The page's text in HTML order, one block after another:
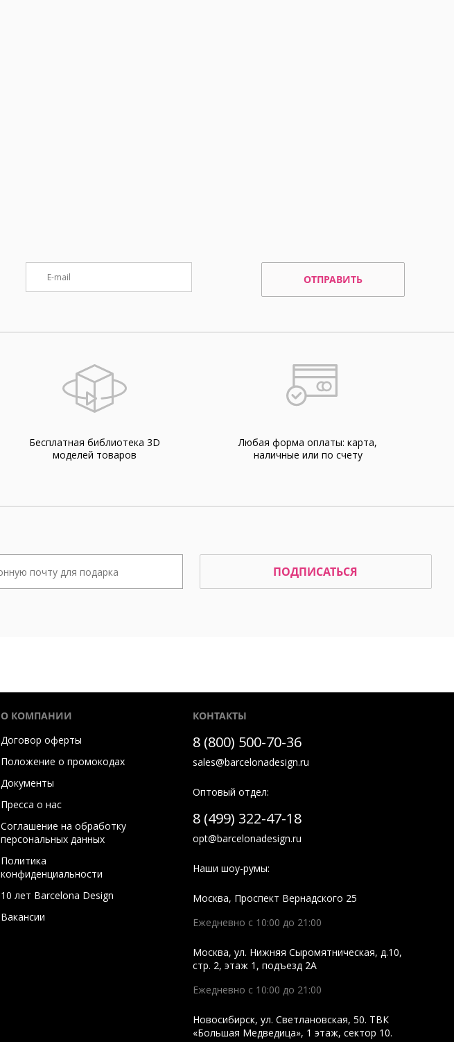
ОТПРАВИТЬ
Бесплатная библиотека 3D
моделей товаров
Любая форма оплаты: карта,
наличные или по счету
ПОДПИСАТЬСЯ
КОНТАКТЫ
8 (800) 500-70-36
sales@barcelonadesign.ru
Оптовый отдел:
8 (499) 322-47-18
opt@barcelonadesign.ru
Наши шоу-румы:
Москва, Проспект Вернадского 25
Ежедневно с 10:00 до 21:00
Москва,ул. Нижняя Сыромятническая, д.10,
стр. 2, этаж 1, подъезд 2A
Ежедневно с 10:00 до 21:00
Новосибирск,ул. Светлановская, 50. ТВК
«Большая Медведица», 1 этаж, сектор 10.
О КОМПАНИИ
Договор оферты
Положение о промокодах
Документы
Пресса о нас
Соглашение на обработку
персональных данных
Политика
конфиденциальности
10 лет Barcelona Design
Вакансии